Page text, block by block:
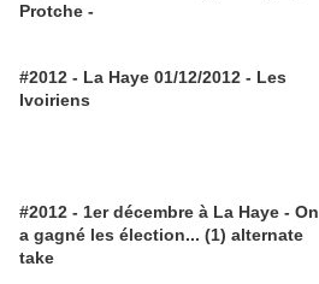
Protche -
#2012 - La Haye 01/12/2012 - Les
Ivoiriens
#2012 - 1er décembre à La Haye - On
a gagné les élection... (1) alternate
take